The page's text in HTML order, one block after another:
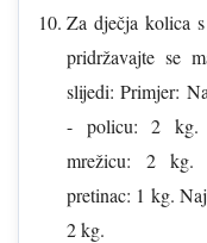
Za dječja kolica
pridržavajte se
slijedi: Primjer:
- policu: 2 kg.
mrežicu: 2 kg.
pretinac: 1 kg.
2 kg.